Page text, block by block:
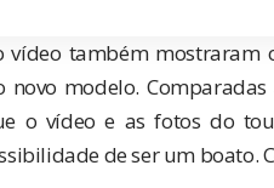
vídeo também mostraram
novo modelo. Comparadas
o vídeo e as fotos do
de ser um boato.